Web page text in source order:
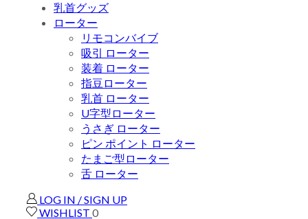
乳首グッズ
ローター
リモコンバイブ
吸引 ローター
装着 ローター
指豆ローター
乳首 ローター
U字型ローター
うさぎ ローター
ピン ポイント ローター
たまご型ローター
舌 ローター
LOG IN / SIGN UP
WISHLIST 0